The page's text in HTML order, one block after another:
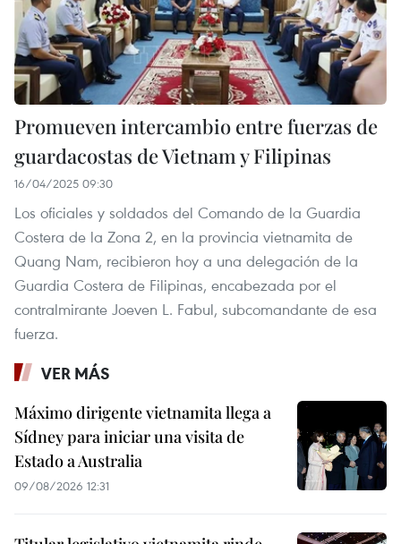
Promueven intercambio entre fuerzas de
guardacostas de Vietnam y Filipinas
16/04/2025 09:30
Los oficiales y soldados del Comando de la Guardia
Costera de la Zona 2, en la provincia vietnamita de
Quang Nam, recibieron hoy a una delegación de la
Guardia Costera de Filipinas, encabezada por el
contralmirante Joeven L. Fabul, subcomandante de esa
fuerza.
VER MÁS
Máximo dirigente vietnamita llega a
Sídney para iniciar una visita de
Estado a Australia
09/08/2026 12:31